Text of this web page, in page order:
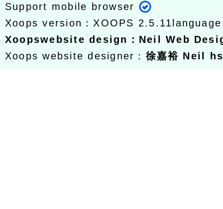
Support mobile browser
Xoops version： XOOPS 2.5.11
Xoopswebsite design ： Neil Web
Xoops website designer： 徐嘉裕 Neil